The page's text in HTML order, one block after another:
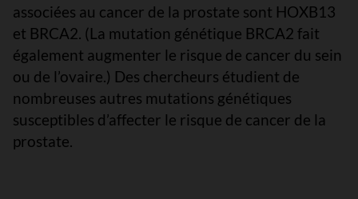
associées au cancer de la prostate sont HOXB13
et BRCA2. (La mutation génétique BRCA2 fait
également augmenter le risque de cancer du sein
ou de l’ovaire.) Des chercheurs étudient de
nombreuses autres mutations génétiques
susceptibles d’affecter le risque de cancer de la
prostate.